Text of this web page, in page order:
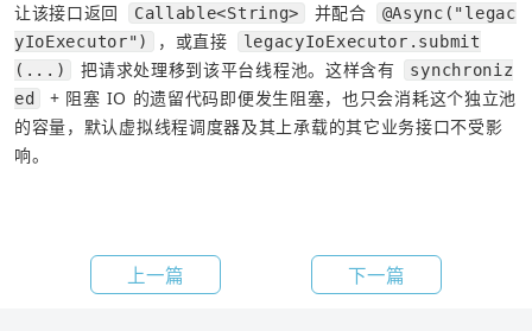
让该接口返回
Callable<String> 并配合
@Async("legac
yIoExecutor")
，或直接
legacyIoExecutor.submit
(...)
把请求处理移到该平台线程池。这样含有
synchroniz
ed
+ 阻塞 IO 的遗留代码即便发生阻塞，也只会消耗这个独立池
的容量，默认虚拟线程调度器及其上承载的其它业务接口不受影
响。
上一篇 下一篇